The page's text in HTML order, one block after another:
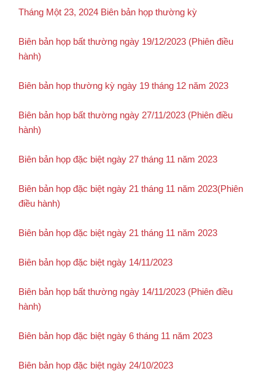
Tháng Một 23, 2024 Biên bản họp thường kỳ
Biên bản họp bất thường ngày 19/12/2023 (Phiên điều
hành)
Biên bản họp thường kỳ ngày 19 tháng 12 năm 2023
Biên bản họp bất thường ngày 27/11/2023 (Phiên điều
hành)
Biên bản họp đặc biệt ngày 27 tháng 11 năm 2023
Biên bản họp đặc biệt ngày 21 tháng 11 năm 2023(Phiên
điều hành)
Biên bản họp đặc biệt ngày 21 tháng 11 năm 2023
Biên bản họp đặc biệt ngày 14/11/2023
Biên bản họp bất thường ngày 14/11/2023 (Phiên điều
hành)
Biên bản họp đặc biệt ngày 6 tháng 11 năm 2023
Biên bản họp đặc biệt ngày 24/10/2023